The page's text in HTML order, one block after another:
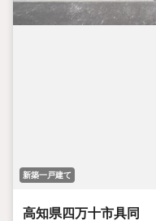
新築一戸建て
高知県四万十市具同